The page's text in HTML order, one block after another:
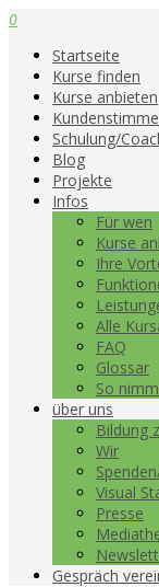
0
Startseite
Kurse finden
Kurse anbieten
Schulung/
Blog
Projekte
Infos
Für wen
Kurse
Ihre
Alle
FAQ
Glossar
So
über uns
Bildung
Wir
Visual
Presse
Gespräch